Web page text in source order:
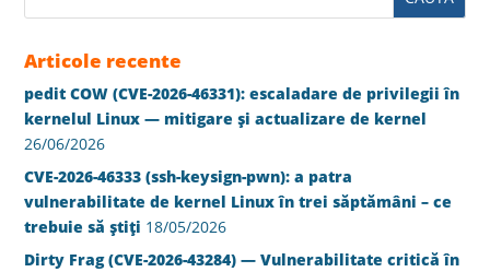
Articole recente
pedit COW (CVE-2026-46331): escaladare de privilegii în
kernelul Linux — mitigare și actualizare de kernel
26/06/2026
CVE-2026-46333 (ssh-keysign-pwn): a patra
vulnerabilitate de kernel Linux în trei săptămâni – ce
trebuie să știți 18/05/2026
Dirty Frag (CVE-2026-43284) — Vulnerabilitate critică în